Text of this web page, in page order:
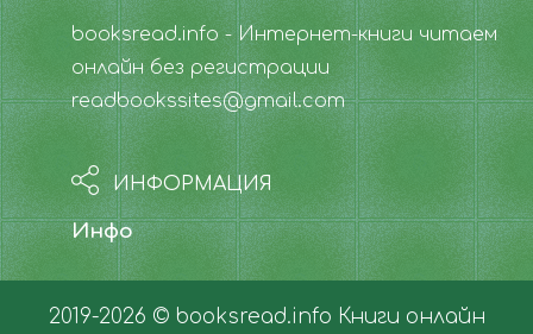
booksread.info - Интернет-книги читаем
онлайн без регистрации
readbookssites@gmail.com
ИНФОРМАЦИЯ
Инфо
2019-2026 © booksread.info Книги онлайн